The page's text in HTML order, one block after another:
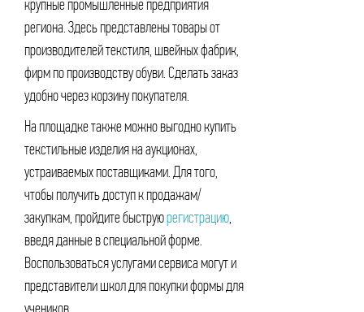
крупные промышленные предприятия
региона. Здесь представлены товары от
производителей текстиля, швейных фабрик,
фирм по производству обуви. Сделать заказ
удобно через корзину покупателя.
На площадке также можно выгодно купить
текстильные изделия на аукционах,
устраиваемых поставщиками. Для того,
чтобы получить доступ к продажам/
закупкам, пройдите быструюрегистрацию,
введя данные в специальной форме.
Воспользоваться услугами сервиса могут и
представители школ для покупки формы для